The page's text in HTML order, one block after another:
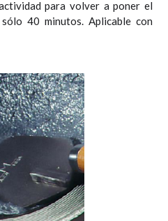
para volver a poner el
40 minutos. Aplicable con